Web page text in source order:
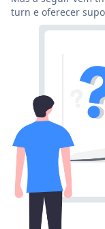
turn e oferecer